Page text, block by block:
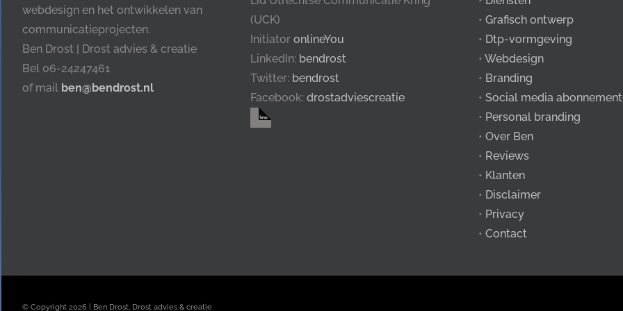
webdesign en het ontwikkelen van
communicatieprojecten.
Ben Drost | Drost advies & creatie
Bel 06-24247461
of mail ben@bendrost.nl
(UCK)
Initiator onlineYou
LinkedIn: bendrost
Twitter: bendrost
Facebook: drostadviescreatie
• Grafisch ontwerp
• Dtp-vormgeving
• Webdesign
• Branding
• Social media
• Personal branding
• Over Ben
• Reviews
• Klanten
• Disclaimer
• Privacy
• Contact
© Copyright 2026 | Ben Drost, Drost advies & creatie